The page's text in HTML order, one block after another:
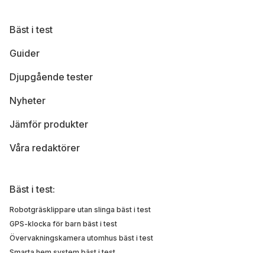
Bäst i test
Guider
Djupgående tester
Nyheter
Jämför produkter
Våra redaktörer
Bäst i test:
Robotgräsklippare utan slinga bäst i test
GPS-klocka för barn bäst i test
Övervakningskamera utomhus bäst i test